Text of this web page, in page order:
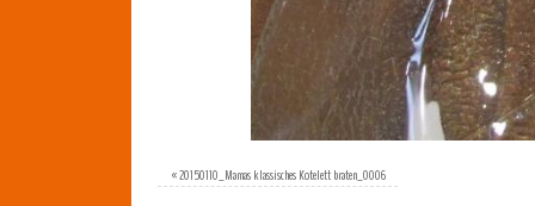
«20150110_Mamas klassisches Kotelett braten_0006